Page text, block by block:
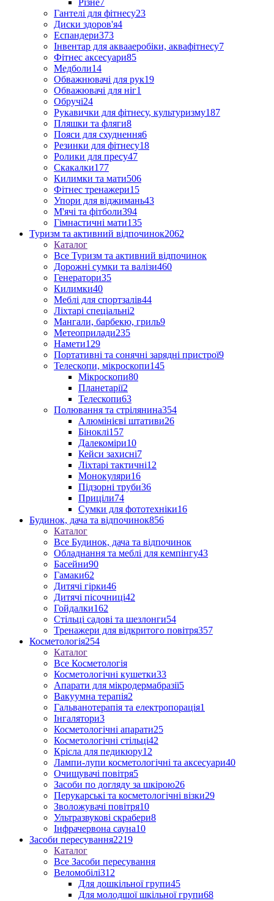
Різне7
Гантелі для фітнесу23
Диски здоров'я4
Еспандери373
Інвентар для аквааеробіки, аквафітнесу7
Фітнес аксесуари85
Медболи14
Обважнювачі для рук19
Обважювачі для ніг1
Обручі24
Рукавички для фітнесу, культуризму187
Пляшки та фляги8
Пояси для схуднення6
Резинки для фітнесу18
Ролики для пресу47
Скакалки177
Килимки та мати506
Фітнес тренажери15
Упори для віджимань43
М'ячі та фітболи394
Гімнастичні мати135
Туризм та активний відпочинок2062
Каталог
Все Туризм та активний відпочинок
Дорожні сумки та валізи460
Генератори35
Килимки40
Меблі для спортзалів44
Ліхтарі спеціальні2
Мангали, барбекю, гриль9
Метеоприлади235
Намети129
Портативні та сонячні зарядні пристрої9
Телескопи, мікроскопи145
Мікроскопи80
Планетарії2
Телескопи63
Полювання та стрілянина354
Алюмінієві штативи26
Біноклі157
Далекоміри10
Кейси захисні7
Ліхтарі тактичні12
Монокуляри16
Підзорні труби36
Приціли74
Сумки для фототехніки16
Будинок, дача та відпочинок856
Каталог
Все Будинок, дача та відпочинок
Обладнання та меблі для кемпінгу43
Басейни90
Гамаки62
Дитячі гірки46
Дитячі пісочниці42
Гойдалки162
Стільці садові та шезлонги54
Тренажери для відкритого повітря357
Косметологія254
Каталог
Все Косметологія
Косметологічні кушетки33
Апарати для мікродермабразії5
Вакуумна терапія2
Гальванотерапія та електропорація1
Інгалятори3
Косметологічні апарати25
Косметологічні стільці42
Крісла для педикюру12
Лампи-лупи косметологічні та аксесуари40
Очищувачі повітря5
Засоби по догляду за шкірою26
Перукарські та косметологічні візки29
Зволожувачі повітря10
Ультразвукові скрабери8
Інфрачервона сауна10
Засоби пересування2219
Каталог
Все Засоби пересування
Веломобілі312
Для дошкільної групи45
Для молодшої шкільної групи68